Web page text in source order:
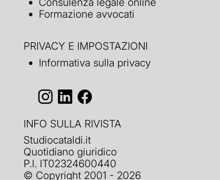
Formazione avvocati
PRIVACY E IMPOSTAZIONI
Informativa sulla privacy
INFO SULLA RIVISTA
Studiocataldi.it
Quotidiano giuridico
P.I. IT02324600440
© Copyright 2001 - 2026